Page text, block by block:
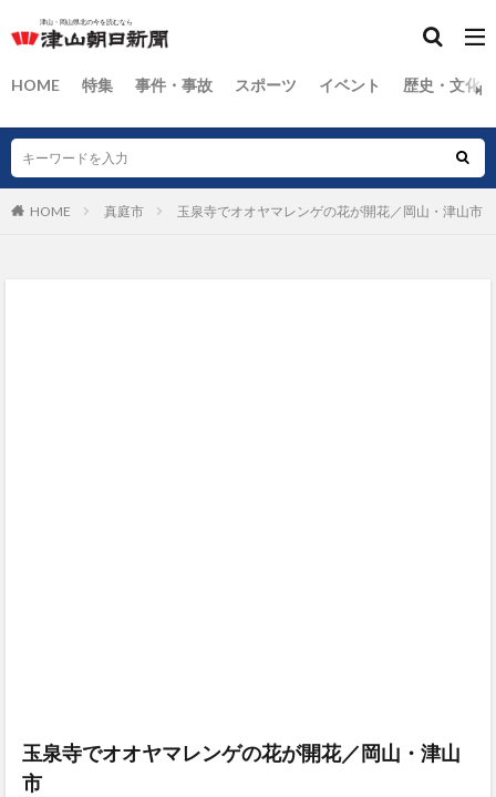
HOME 特集 事件・事故 スポーツ イベント 歴史・文化
HOME 真庭市 玉泉寺でオオヤマレンゲの花が開花／岡山・津山市
玉泉寺でオオヤマレンゲの花が開花／岡山・津山
市